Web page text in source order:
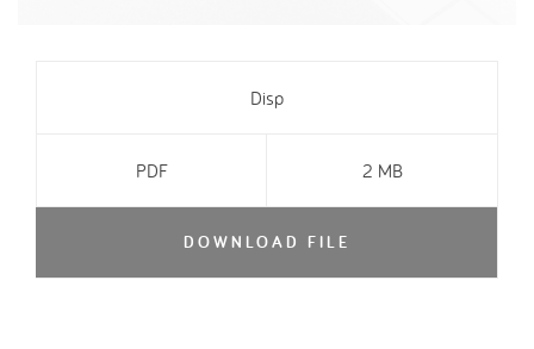
Disp
PDF 2 MB
DOWNLOAD FILE